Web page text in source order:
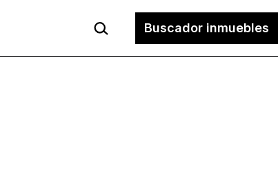
Buscar... Buscador inmuebles